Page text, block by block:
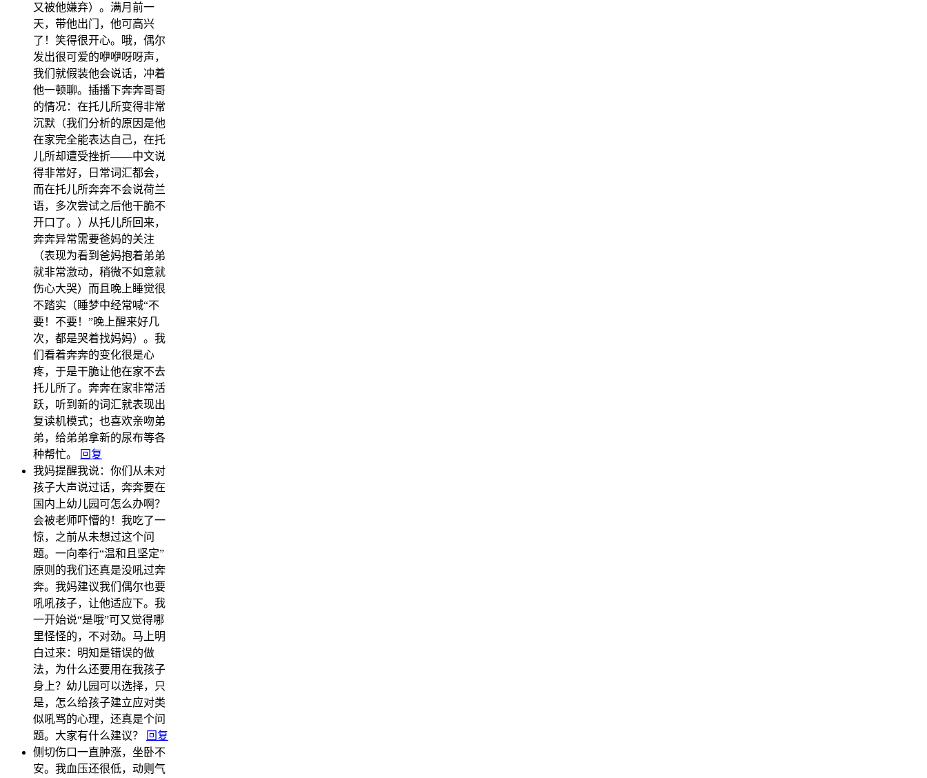
又被他嫌弃）。满月前一
天，带他出门，他可高兴
了！笑得很开心。哦，偶尔
发出很可爱的咿咿呀呀声，
我们就假装他会说话，冲着
他一顿聊。插播下奔奔哥哥
的情况：在托儿所变得非常
沉默（我们分析的原因是他
在家完全能表达自己，在托
儿所却遭受挫折——中文说
得非常好，日常词汇都会，
而在托儿所奔奔不会说荷兰
语，多次尝试之后他干脆不
开口了。）从托儿所回来，
奔奔异常需要爸妈的关注
（表现为看到爸妈抱着弟弟
就非常激动，稍微不如意就
伤心大哭）而且晚上睡觉很
不踏实（睡梦中经常喊“不
要！不要！”晚上醒来好几
次，都是哭着找妈妈）。我
们看着奔奔的变化很是心
疼，于是干脆让他在家不去
托儿所了。奔奔在家非常活
跃，听到新的词汇就表现出
复读机模式；也喜欢亲吻弟
弟，给弟弟拿新的尿布等各
种帮忙。
回复
我妈提醒我说：你们从未对
孩子大声说过话，奔奔要在
国内上幼儿园可怎么办啊？
会被老师吓懵的！我吃了一
惊，之前从未想过这个问
题。一向奉行“温和且坚定”
原则的我们还真是没吼过奔
奔。我妈建议我们偶尔也要
吼吼孩子，让他适应下。我
一开始说“是哦”可又觉得哪
里怪怪的，不对劲。马上明
白过来：明知是错误的做
法，为什么还要用在我孩子
身上？幼儿园可以选择，只
是，怎么给孩子建立应对类
似吼骂的心理，还真是个问
题。大家有什么建议？
回复
侧切伤口一直肿涨，坐卧不
安。我血压还很低，动则气